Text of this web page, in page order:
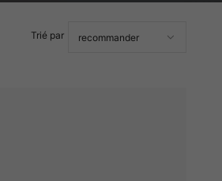
Trié par